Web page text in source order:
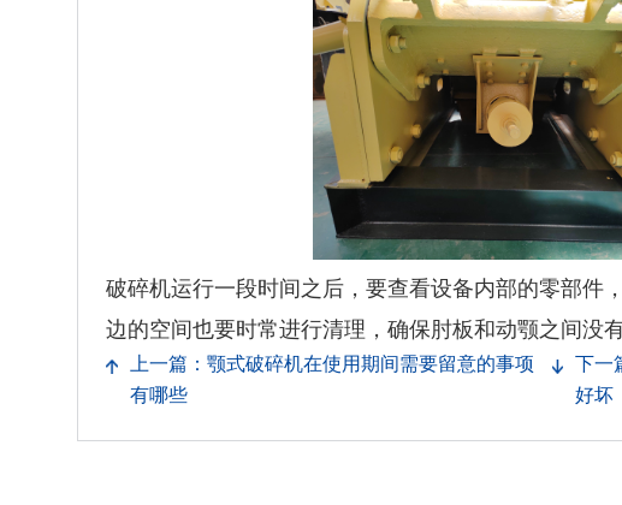
破碎机运行一段时间之后，要查看设备内部的零部件
边的空间也要时常进行清理，确保肘板和动颚之间没有
上一篇：颚式破碎机在使用期间需要留意的事项
有哪些
下
好坏